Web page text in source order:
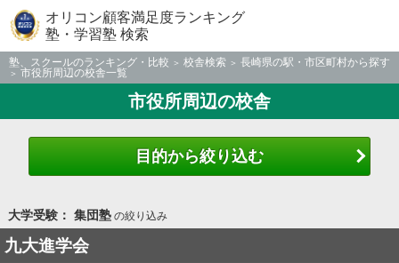
オリコン顧客満足度ランキング
塾・学習塾 検索
塾、スクールのランキング・比較 校舎検索
長崎県の駅・市区町村から探す
市役所周辺の校舎一覧
市役所周辺の校舎
目的から絞り込む
大学受験： 集団塾の絞り込み
九大進学会